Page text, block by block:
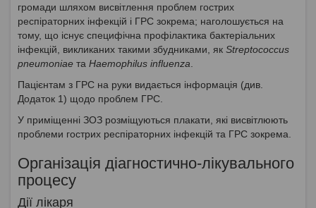
громади шляхом висвітлення проблем гострих
респіраторних інфекцій і ГРС зокрема; наголошується на
тому, що існує специфічна профілактика бактеріальних
інфекцій, викликаних такими збудниками, як Streptococcus
pneumoniae та Haemophilus influenza
Пацієнтам з ГРС на руки видається інформація (див.
Додаток 1) щодо проблем ГРС.
У приміщенні ЗОЗ розміщуються плакати, які висвітлюють
проблеми гострих респіраторних інфекцій та ГРС зокрема.
Організація діагностично-лікувального
процесу
Дії лікаря